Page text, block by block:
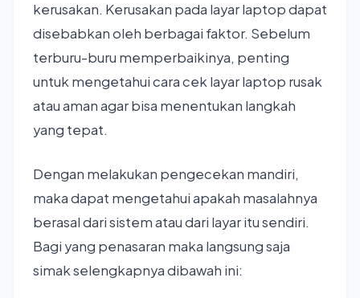
kerusakan. Kerusakan pada layar laptop dapat
disebabkan oleh berbagai faktor. Sebelum
terburu-buru memperbaikinya, penting
untuk mengetahui cara cek layar laptop rusak
atau aman agar bisa menentukan langkah
yang tepat.
Dengan melakukan pengecekan mandiri,
maka dapat mengetahui apakah masalahnya
berasal dari sistem atau dari layar itu sendiri.
Bagi yang penasaran maka langsung saja
simak selengkapnya dibawah ini: